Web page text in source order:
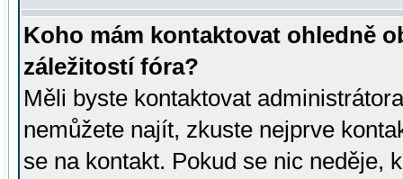
Koho mám kontaktovat ohledně
záležitostí fóra?
Měli byste kontaktovat
nemůžete najít, zkuste nejprve
se na kontakt. Pokud se nic neděje,